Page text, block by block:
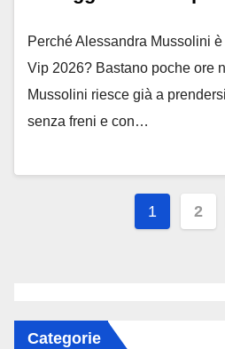
Perché Alessandra Mussolini
Vip 2026? Bastano poche ore
Mussolini riesce già a
senza freni e con…
1 2
Categorie